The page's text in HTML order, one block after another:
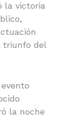
la victoria
triunfo del
la noche